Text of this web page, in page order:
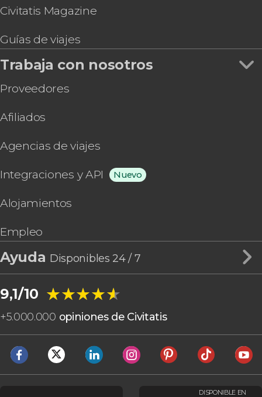
Civitatis Magazine
Guías de viajes
Trabaja con nosotros
Proveedores
Afiliados
Agencias de viajes
Integraciones y API Nuevo
Alojamientos
Empleo
Ayuda Disponibles 24 / 7
9,1/10 ★★★★★
★★★★★
+5.000.000 opiniones de Civitatis
DISPONIBLE EN